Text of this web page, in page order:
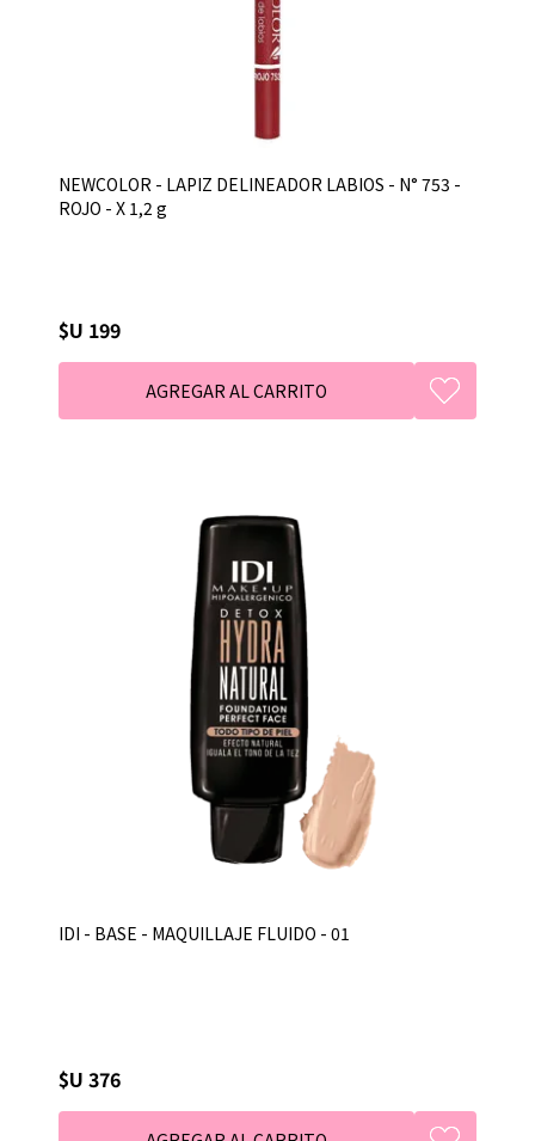
NEWCOLOR - LAPIZ DELINEADOR LABIOS - N° 753 -
ROJO - X 1,2 g
$U 199
IDI - BASE - MAQUILLAJE FLUIDO - 01
$U 376